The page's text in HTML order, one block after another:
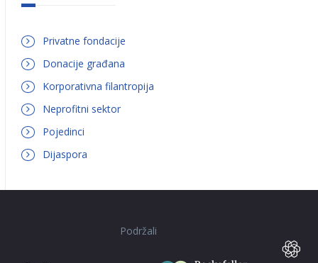
Privatne fondacije
Donacije građana
Korporativna filantropija
Neprofitni sektor
Pojedinci
Dijaspora
Podržali